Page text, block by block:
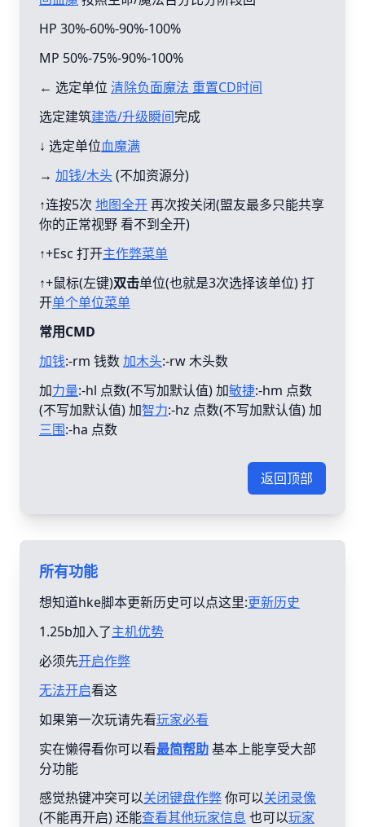
HP 30%-60%-90%-100%
MP 50%-75%-90%-100%
← 选定单位 清除负面魔法 重置CD时间
选定建筑建造/升级瞬间完成
↓ 选定单位血魔满
→ 加钱/木头(不加资源分)
↑连按5次 地图全开再次按关闭(盟友最多只能共享
你的正常视野 看不到全开)
↑+Esc 打开主作弊菜单
↑+鼠标(左键)双击单位(也就是3次选择该单位) 打
开单个单位菜单
常用CMD
加钱:-rm 钱数加木头:-rw 木头数
加力量:-hl 点数(不写加默认值) 加敏捷:-hm 点数
(不写加默认值) 加智力:-hz 点数(不写加默认值) 加
三围:-ha 点数
返回顶部
所有功能
想知道hke脚本更新历史可以点这里:更新历史
1.25b加入了主机优势
必须先开启作弊
无法开启看这
如果第一次玩请先看玩家必看
实在懒得看你可以看最简帮助基本上能享受大部
分功能
感觉热键冲突可以关闭键盘作弊你可以关闭录像
(不能再开启) 还能查看其他玩家信息 也可以玩家